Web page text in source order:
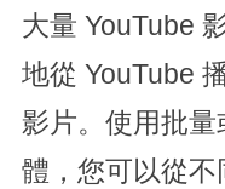
大量 YouTube
地從 YouTube
影片。使用批量
體，您可以從不